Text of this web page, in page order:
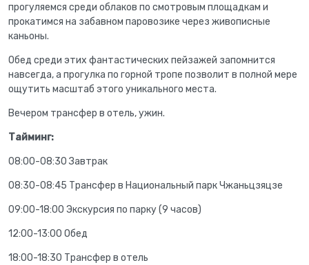
прогуляемся среди облаков по смотровым площадкам и
прокатимся на забавном паровозике через живописные
каньоны.
Обед среди этих фантастических пейзажей запомнится
навсегда, а прогулка по горной тропе позволит в полной мере
ощутить масштаб этого уникального места.
Вечером трансфер в отель, ужин.
Тайминг:
08:00-08:30 Завтрак
08:30-08:45 Трансфер в Национальный парк Чжаньцзяцзе
09:00-18:00 Экскурсия по парку (9 часов)
12:00-13:00 Обед
18:00-18:30 Трансфер в отель